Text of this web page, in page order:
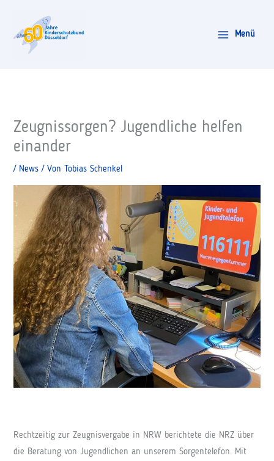
springen
Menü
Zeugnissorgen? Jugendliche helfen
einander
/ News / Von Tobias Schenkel
Rechtzeitig zur Zeugnisvergabe in NRW berichtete die NRZ über
die Beratung von Jugendlichen an unserem Sorgentelefon. Mit